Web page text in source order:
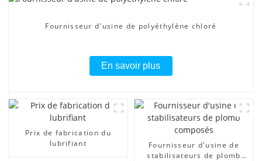
Fournisseur d'usine de polyéthylène chloré
En savoir plus
Prix ​​de fabrication du
lubrifiant
Fournisseur d'usine de
stabilisateurs de plomb